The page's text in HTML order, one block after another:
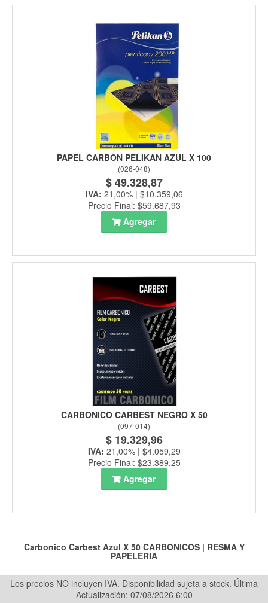
PAPEL CARBON PELIKAN AZUL X 100
(026-048)
$ 49.328,87
IVA: 21,00% | $10.359,06
Precio Final: $59.687,93
Agregar
CARBONICO CARBEST NEGRO X 50
(097-014)
$ 19.329,96
IVA: 21,00% | $4.059,29
Precio Final: $23.389,25
Agregar
Carbonico Carbest Azul X 50 CARBONICOS| RESMA Y
PAPELERIA
Los precios NO incluyen IVA. Disponibilidad sujeta a stock. Última
Actualización: 07/08/2026 6:00